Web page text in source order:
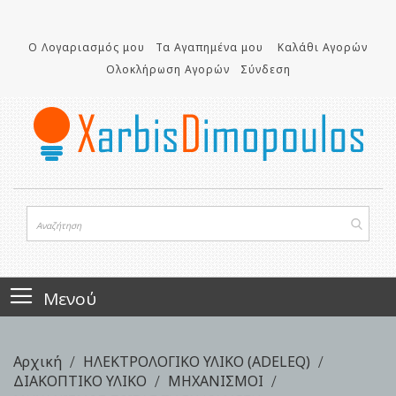
περιεχόμενο
Ο Λογαριασμός μου Τα Αγαπημένα μου
Καλάθι Αγορών
Ολοκλήρωση Αγορών
Σύνδεση
Μενού
Αρχική
ΗΛΕΚΤΡΟΛΟΓΙΚΟ ΥΛΙΚΟ (ADELEQ)
ΔΙΑΚΟΠΤΙΚΟ ΥΛΙΚΟ
ΜΗΧΑΝΙΣΜΟΙ